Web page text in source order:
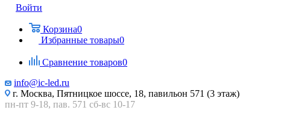
Войти
Корзина0
Избранные товары0
Сравнение товаров0
info@ic-led.ru
г. Москва, Пятницкое шоссе, 18, павильон 571 (3 этаж)
пн-пт 9-18, пав. 571 сб-вс 10-17